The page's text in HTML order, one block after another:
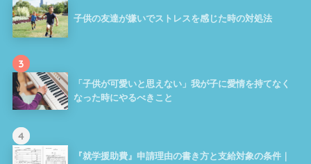
子供の友達が嫌いでストレスを感じた時の対処法
3
「子供が可愛いと思えない」我が子に愛情を持てなく
なった時にやるべきこと
4
『就学援助費』申請理由の書き方と支給対象の条件｜